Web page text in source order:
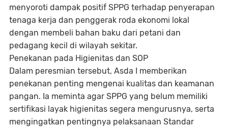
menyoroti dampak positif SPPG terhadap penyerapan
tenaga kerja dan penggerak roda ekonomi lokal
dengan membeli bahan baku dari petani dan
pedagang kecil di wilayah sekitar.
​Penekanan pada Higienitas dan SOP
​Dalam peresmian tersebut, Asda I memberikan
penekanan penting mengenai kualitas dan keamanan
pangan. Ia meminta agar SPPG yang belum memiliki
sertifikasi layak higienitas segera mengurusnya, serta
mengingatkan pentingnya pelaksanaan Standar